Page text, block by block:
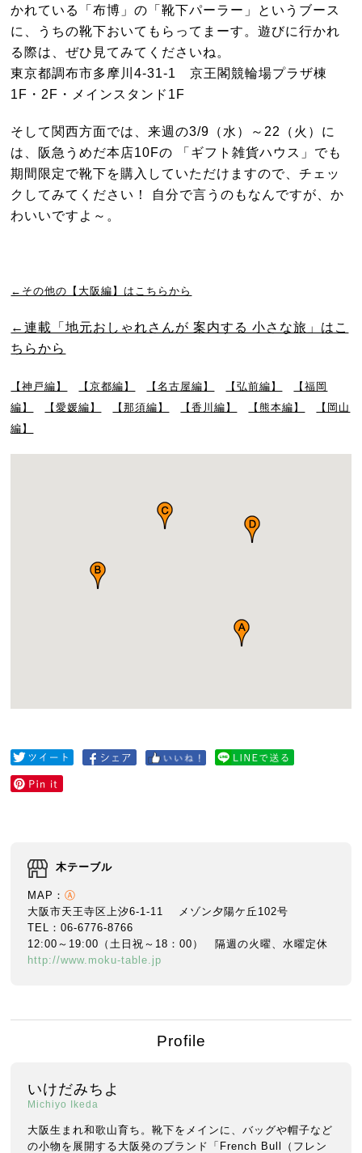
かれている「布博」の「靴下パーラー」というブース
に、うちの靴下おいてもらってまーす。遊びに行かれ
る際は、ぜひ見てみてくださいね。
東京都調布市多摩川4-31-1 京王閣競輪場プラザ棟
1F・2F・メインスタンド1F
そして関西方面では、来週の3/9（水）～22（火）に
は、阪急うめだ本店10Fの 「ギフト雑貨ハウス」でも
期間限定で靴下を購入していただけますので、チェッ
クしてみてください！ 自分で言うのもなんですが、か
わいいですよ～。
←その他の【大阪編】はこちらから
←連載「地元おしゃれさんが 案内する 小さな旅」はこ
ちらから
【神戸編】 【京都編】 【名古屋編】 【弘前編】
【福岡
編】
【愛媛編】 【那須編】 【香川編】 【熊本編】
【岡山
編】
木テーブル
MAP：Ⓐ
大阪市天王寺区上汐6-1-11 メゾン夕陽ケ丘102号
TEL：06-6776-8766
12:00～19:00（土日祝～18：00） 隔週の火曜、水曜定休
http://www.moku-table.jp
Profile
いけだみちよ
Michiyo Ikeda
大阪生まれ和歌山育ち。靴下をメインに、バッグや帽子など
の小物を展開する大阪発のブランド「French Bull（フレン